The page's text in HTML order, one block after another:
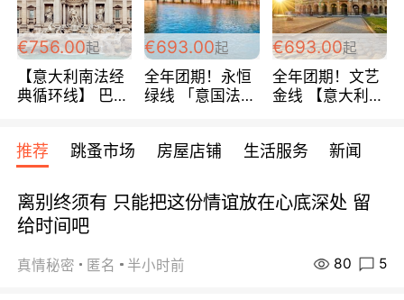
€756.00起
【意大利南法经
典循环线】 巴黎
宾馆 108欧/天起
全程756欧/位
€693.00起
全年团期！永恒
绿线 「意国法
欧/天起 ~包拼房
€693.00起
全年团期！文艺
金线 【意大利一
每周铁发！
推荐 跳蚤市场 房屋店铺 生活服务 新闻
离别终须有 只能把这份情谊放在心底深处 留
给时间吧
真情秘密 匿名 半小时前 80 5